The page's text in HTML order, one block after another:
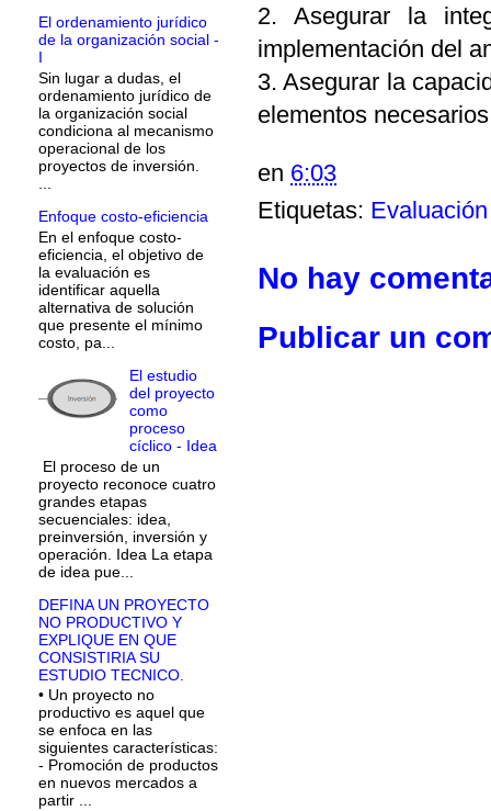
2. Asegurar la
implementación del
3. Asegurar la
elementos
en 6:03
Etiquetas:
No hay
Publicar un
El ordenamiento jurídico
de la organización social -
I
Sin lugar a dudas, el
ordenamiento jurídico de
la organización social
condiciona al mecanismo
operacional de los
proyectos de inversión.
Enfoque costo-eficiencia
En el enfoque costo-
eficiencia, el objetivo de
la evaluación es
identificar aquella
alternativa de solución
que presente el mínimo
costo, pa...
El estudio
del proyecto
como
proceso
cíclico - Idea
El proceso de un
proyecto reconoce cuatro
grandes etapas
secuenciales: idea,
preinversión, inversión y
operación. Idea La etapa
de idea pue...
DEFINA UN PROYECTO
NO PRODUCTIVO Y
EXPLIQUE EN QUE
CONSISTIRIA SU
ESTUDIO TECNICO.
• Un proyecto no
productivo es aquel que
se enfoca en las
siguientes características:
- Promoción de productos
en nuevos mercados a
partir ...